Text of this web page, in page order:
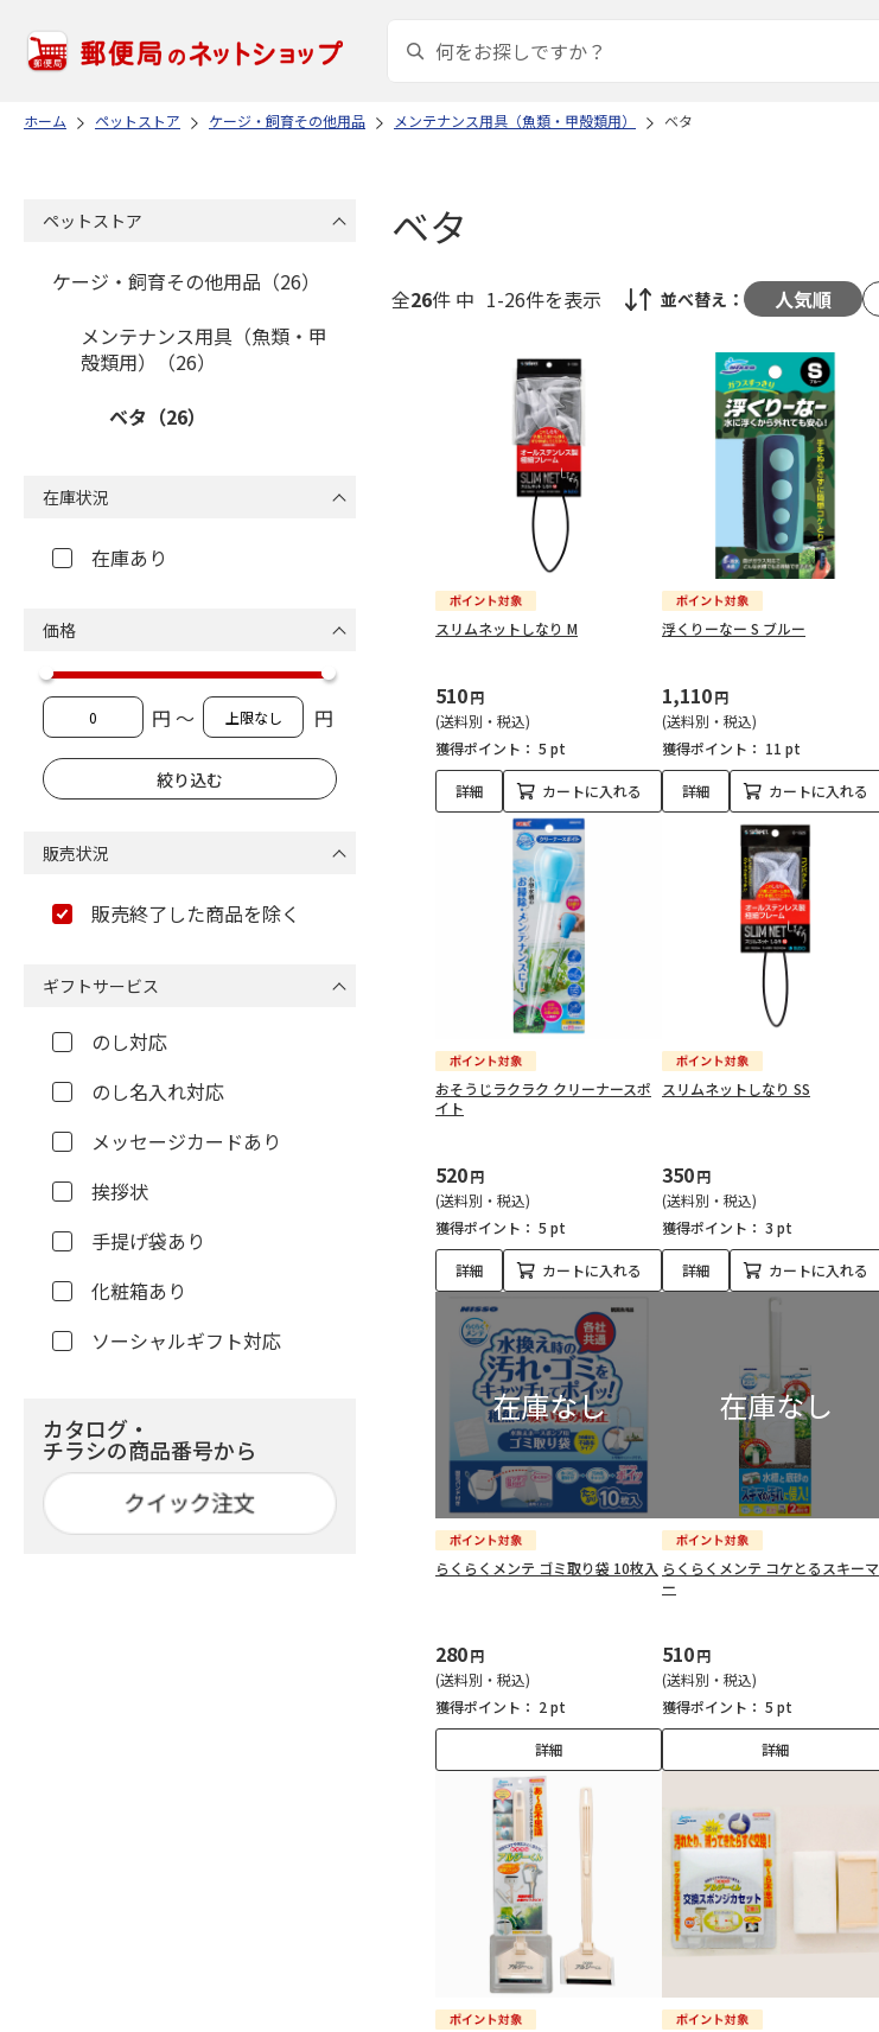
ホーム ペットストア ケージ・飼育その他用品 メンテナンス用具（魚類・甲殻類用） ベタ
ベタ
全26件 中 1-26件を表示 並べ替え： 人気順
スリムネットしなり M
510円
(送料別・税込)
獲得ポイント： 5 pt
詳細 カートに入れる
浮くりーなー S ブルー
1,110円
(送料別・税込)
獲得ポイント： 11 pt
詳細 カートに入れる
おそうじラクラク クリーナースポ
イト
520円
(送料別・税込)
獲得ポイント： 5 pt
詳細 カートに入れる
スリムネットしなり SS
350円
(送料別・税込)
獲得ポイント： 3 pt
詳細 カートに入れる
らくらくメンテ ゴミ取り袋 10枚入
280円
(送料別・税込)
獲得ポイント： 2 pt
詳細
らくらくメンテ コケとるスキーマ
ー
510円
(送料別・税込)
獲得ポイント： 5 pt
詳細
ペットストア
ケージ・飼育その他用品（26）
メンテナンス用具（魚類・甲
殻類用）（26）
ベタ（26）
在庫状況
在庫あり
価格
円 ～ 円
販売状況
販売終了した商品を除く
ギフトサービス
のし対応
のし名入れ対応
メッセージカードあり
挨拶状
手提げ袋あり
化粧箱あり
ソーシャルギフト対応
カタログ・
チラシの商品番号から